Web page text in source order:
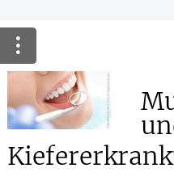
Ratgeber
Krankheiten &
HOMÖOPATHIE
GESUND IM ALTER